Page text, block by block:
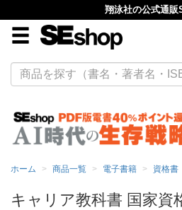
翔泳社の公式通
ホーム 商品一覧 電子書籍 資格書
キャリア教科書 国家資